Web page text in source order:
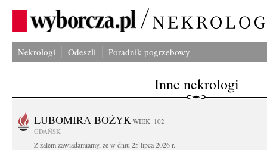
Nekrologi Odeszli Poradnik pogrzebowy
Inne nekrologi
LUBOMIRA BOŻYK WIEK: 102
GDAŃSK
Z żalem zawiadamiamy, że w dniu 25 lipca 2026 r.